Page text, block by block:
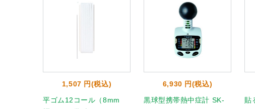
1,507 円(税込)
平ゴム12コール（8mm
6,930 円(税込)
黒球型携帯熱中症計 SK-
貼